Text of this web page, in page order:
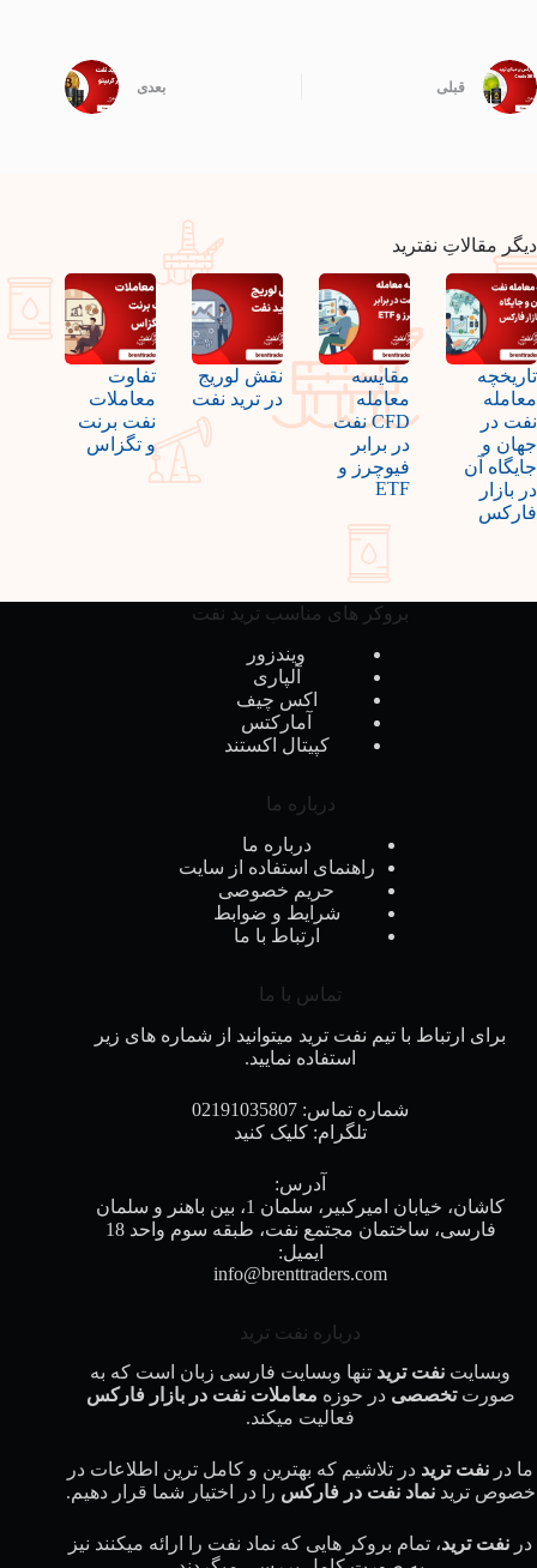
قبلی بعدی
دیگر مقالاتِ نفترید
تاریخچه
معامله
نفت در
جهان و
جایگاه آن
در بازار
فارکس
مقایسه
معامله
CFD نفت
در برابر
فیوچرز و
ETF
نقش لوریج
در ترید نفت
تفاوت
معاملات
نفت برنت
و تگزاس
بروکر های مناسب ترید نفت
ویندزور
آلپاری
اکس چیف
آمارکتس
کپیتال اکستند
درباره ما
درباره ما
راهنمای استفاده از سایت
حریم خصوصی
شرایط و ضوابط
ارتباط با ما
تماس با ما
برای ارتباط با تیم نفت ترید میتوانید از شماره های زیر
استفاده نمایید.
شماره تماس: 02191035807
تلگرام: کلیک کنید
آدرس:
کاشان، خیابان امیرکبیر، سلمان 1، بین باهنر و سلمان
فارسی، ساختمان مجتمع نفت، طبقه سوم واحد 18
ایمیل:
info@brenttraders.com
درباره نفت ترید
وبسایت نفت ترید تنها وبسایت فارسی زبان است که به
صورتتخصصی در حوزه معاملات نفت در بازار فارکس
فعالیت میکند.
ما در نفت ترید در تلاشیم که بهترین و کامل ترین اطلاعات در
خصوص تریدنماد نفت در فارکس را در اختیار شما قرار دهیم.
در نفت ترید، تمام بروکر هایی که نماد نفت را ارائه میکنند نیز